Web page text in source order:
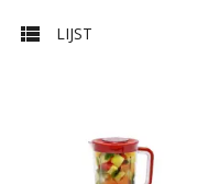
er te vinden in alle
LIJST